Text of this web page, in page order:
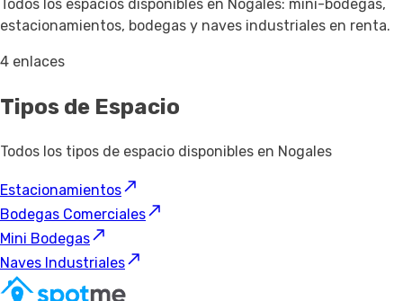
Todos los espacios disponibles en Nogales: mini-bodegas,
estacionamientos, bodegas y naves industriales en renta.
4 enlaces
Tipos de Espacio
Todos los tipos de espacio disponibles en Nogales
Estacionamientos
Bodegas Comerciales
Mini Bodegas
Naves Industriales